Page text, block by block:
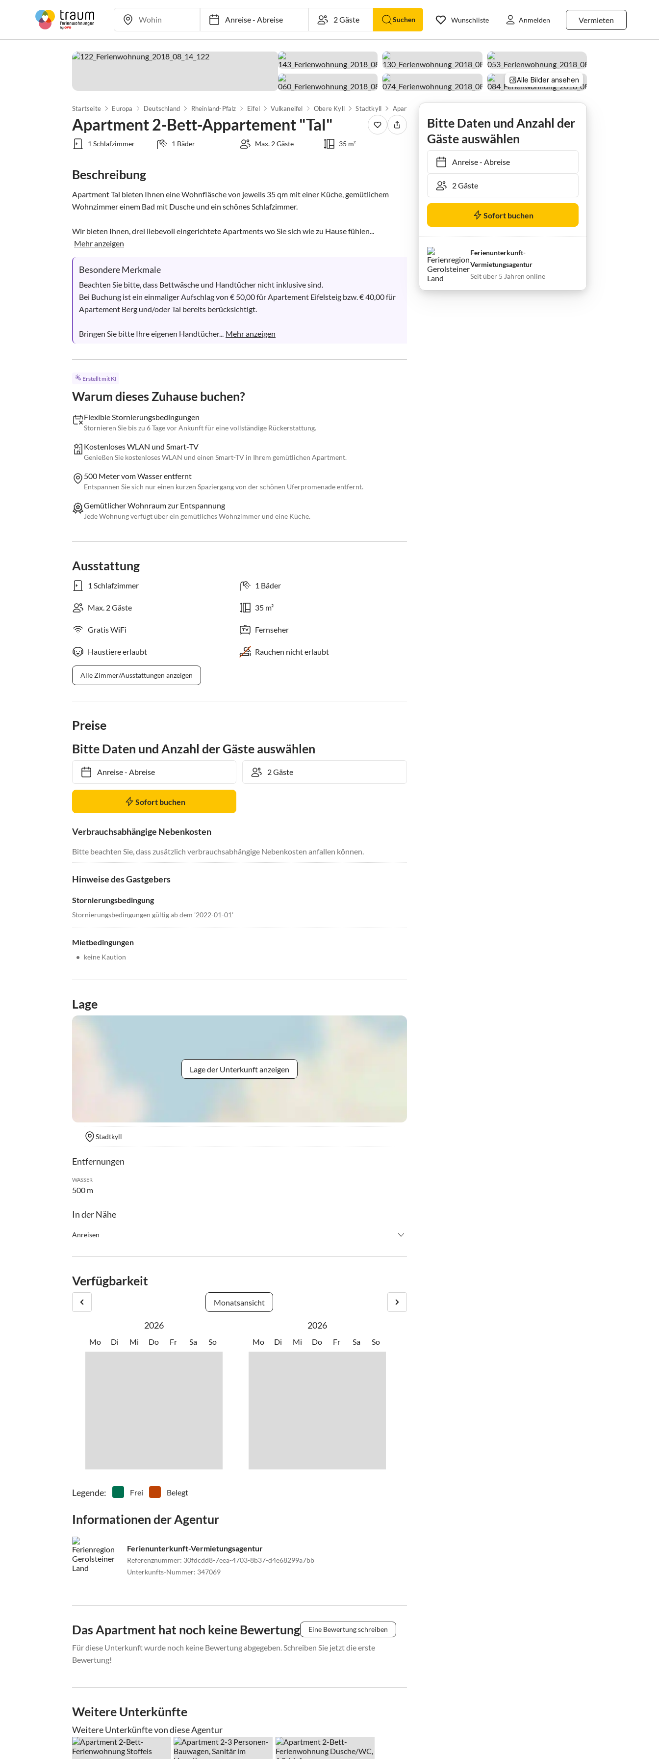
Anreise-Abreise Suchen Vermieten
Wunschliste Anmelden
Alle Bilder ansehen
Startseite Europa Deutschland Rheinland-Pfalz Eifel Vulkaneifel Obere Kyll Stadtkyll
Apartment 2-Bett-Appartement "Tal"
1 Schlafzimmer 1 Bäder Max. 2 Gäste 35 m²
Beschreibung
Apartment Tal bieten Ihnen eine Wohnfläsche von jeweils 35 qm mit einer Küche, gemütlichem
Wohnzimmer einem Bad mit Dusche und ein schönes Schlafzimmer.
Wir bieten Ihnen, drei liebevoll eingerichtete Apartments wo Sie sich wie zu Hause fühlen...
Mehr anzeigen
Besondere Merkmale
Beachten Sie bitte, dass Bettwäsche und Handtücher nicht inklusive sind.
Bei Buchung ist ein einmaliger Aufschlag von € 50,00 für Apartement Eifelsteig bzw. € 40,00 für
Apartement Berg und/oder Tal bereits berücksichtigt.
Bringen Sie bitte Ihre eigenen Handtücher... Mehr anzeigen
Erstellt mit KI
Warum dieses Zuhause buchen?
Flexible Stornierungsbedingungen
Stornieren Sie bis zu 6 Tage vor Ankunft für eine vollständige Rückerstattung.
Kostenloses WLAN und Smart-TV
Genießen Sie kostenloses WLAN und einen Smart-TV in Ihrem gemütlichen Apartment.
500 Meter vom Wasser entfernt
Entspannen Sie sich nur einen kurzen Spaziergang von der schönen Uferpromenade entfernt.
Gemütlicher Wohnraum zur Entspannung
Jede Wohnung verfügt über ein gemütliches Wohnzimmer und eine Küche.
Ausstattung
1 Schlafzimmer 1 Bäder
Max. 2 Gäste 35 m²
Gratis WiFi Fernseher
Haustiere erlaubt Rauchen nicht erlaubt
Alle Zimmer/Ausstattungen anzeigen
Preise
Bitte Daten und Anzahl der Gäste auswählen
Anreise- Abreise
Sofort buchen
Verbrauchsabhängige Nebenkosten
Bitte beachten Sie, dass zusätzlich verbrauchsabhängige Nebenkosten anfallen können.
Hinweise des Gastgebers
Stornierungsbedingung
Stornierungsbedingungen gültig ab dem '2022-01-01'
Mietbedingungen
• keine Kaution
Lage
Lage der Unterkunft anzeigen
Stadtkyll
Entfernungen
WASSER
500 m
In der Nähe
Anreisen
Absprache möglich.
Am Abreisetag bitten wir Sie Ihr Apartment bis 10:00 Uhr zu verlassen.
Verfügbarkeit
Monatsansicht
2026
Mo Di Mi Do Fr Sa So
2026
Mo Di Mi Do Fr Sa So
Legende: Frei Belegt
Informationen der Agentur
Ferienunterkunft-Vermietungsagentur
Referenznummer: 30fdcdd8-7eea-4703-8b37-d4e68299a7bb
Unterkunfts-Nummer: 347069
Das Apartment hat noch keine Bewertung Eine Bewertung schreiben
Für diese Unterkunft wurde noch keine Bewertung abgegeben. Schreiben Sie jetzt die erste
Bewertung!
Weitere Unterkünfte
Weitere Unterkünfte von diese Agentur
Bitte Daten und Anzahl der
Gäste auswählen
Anreise- Abreise
Sofort buchen
Ferienunterkunft-
Vermietungsagentur
Seit über 5 Jahren online